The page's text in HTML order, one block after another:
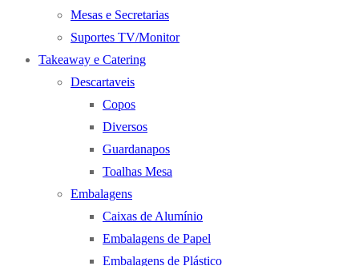
Mesas e Secretarias
Suportes TV/Monitor
Takeaway e Catering
Descartaveis
Copos
Diversos
Guardanapos
Toalhas Mesa
Embalagens
Caixas de Alumínio
Embalagens de Papel
Embalagens de Plástico